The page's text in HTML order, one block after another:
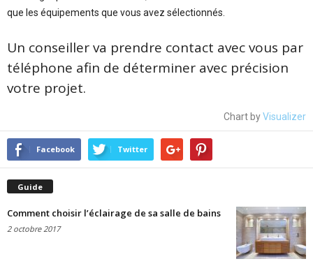
que les équipements que vous avez sélectionnés.
Un conseiller va prendre contact avec vous par
téléphone afin de déterminer avec précision
votre projet.
Chart byVisualizer
Facebook Twitter
Guide
Comment choisir l’éclairage de sa salle de bains
2 octobre 2017